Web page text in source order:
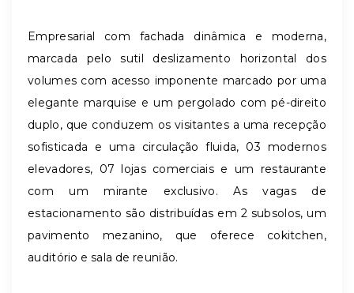
Empresarial com fachada dinâmica e moderna,
marcada pelo sutil deslizamento horizontal dos
volumes com acesso imponente marcado por uma
elegante marquise e um pergolado com pé-direito
duplo, que conduzem os visitantes a uma recepção
sofisticada e uma circulação fluida, 03 modernos
elevadores, 07 lojas comerciais e um restaurante
com um mirante exclusivo. As vagas de
estacionamento são distribuídas em 2 subsolos, um
pavimento mezanino, que oferece cokitchen,
auditório e sala de reunião.